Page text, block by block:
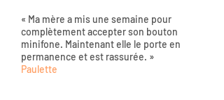
« Ma mère a mis une semaine pour
complètement accepter son bouton
minifone. Maintenant elle le porte en
permanence et est rassurée. »
Paulette